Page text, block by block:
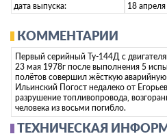
дата выпуска:
18 апреля
КОММЕНТАРИИ
Первый серийный Ту-144Д с
23 мая 1978г после выполнения 5
полётов совершил жёсткую аварийную
Ильинский Погост недалеко от
разрушение топливопровода,
человека из восьми погибло.
ТЕХНИЧЕСКАЯ